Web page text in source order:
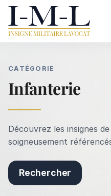
CATÉGORIE
Infanterie
Découvrez les insignes
soigneusement
Rechercher